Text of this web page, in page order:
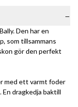
Den har en
som tillsammans
gör den perfekt
med ett varmt foder
En dragkedja baktill